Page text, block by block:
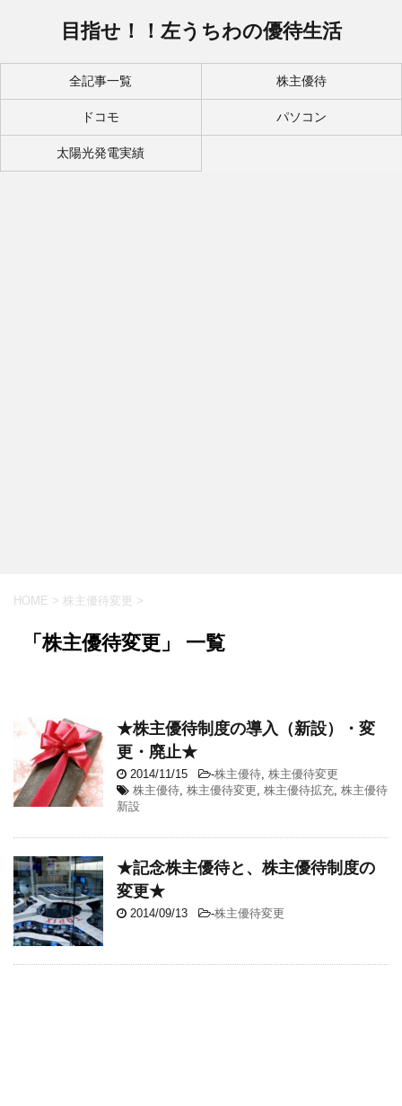
目指せ！！左うちわの優待生活
全記事一覧 株主優待
ドコモ パソコン
太陽光発電実績
HOME > 株主優待変更 >
「株主優待変更」 一覧
★株主優待制度の導入（新設）・変
更・廃止★
2014/11/15 -株主優待 株主優待変更
株主優待 株主優待変更 株主優待拡充 株主優待
新設
★記念株主優待と、株主優待制度の
変更★
2014/09/13 -株主優待変更